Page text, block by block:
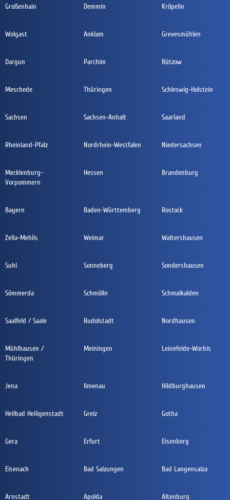
Großenhain Demmin Kröpelin
Wolgast Anklam Grevesmühlen
Dargun Parchim Bützow
Meschede Thüringen Schleswig-Holstein
Sachsen Sachsen-Anhalt Saarland
Rheinland-Pfalz Nordrhein-Westfalen Niedersachsen
Mecklenburg-
Vorpommern
Hessen Brandenburg
Bayern Baden-Württemberg Rostock
Zella-Mehlis Weimar Waltershausen
Suhl Sonneberg Sondershausen
Sömmerda Schmölln Schmalkalden
Saalfeld / Saale Rudolstadt Nordhausen
Mühlhausen /
Thüringen
Meiningen Leinefelde-Worbis
Jena Ilmenau Hildburghausen
Heilbad Heiligenstadt Greiz Gotha
Gera Erfurt Eisenberg
Eisenach Bad Salzungen Bad Langensalza
Arnstadt Apolda Altenburg